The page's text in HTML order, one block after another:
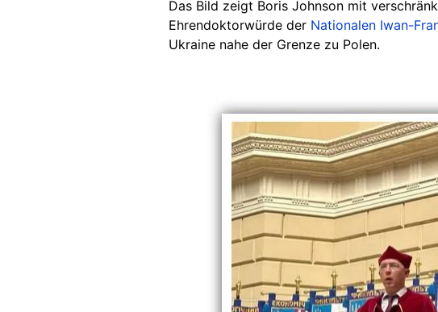
Das Bild zeigt Boris Johnson mit
Ehrendoktorwürde der Nationalen Iwan-
Ukraine nahe der Grenze zu Polen.